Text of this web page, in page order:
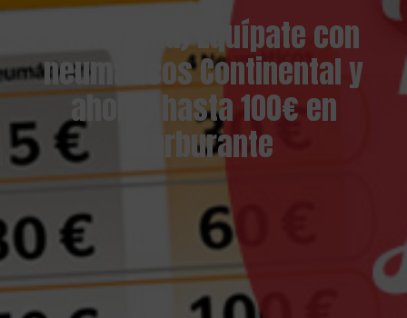
(Finalizada) Equípate con
neumáticos Continental y
ahorra hasta 100€ en
carburante